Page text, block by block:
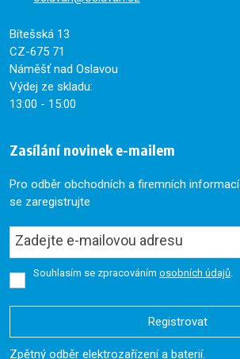
Bítešská 13
CZ-675 71
Náměšť nad Oslavou
Výdej ze skladu:
13:00 - 15:00
Zasílání novinek e-mailem
Pro odběr obchodních a firemních informací
se zaregistrujte
Souhlasím se zpracováním osobních údajů
Registrovat
Formulář
Zpětný odběr elektrozařízení a baterií.